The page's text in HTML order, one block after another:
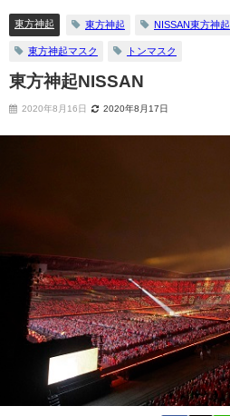
東方神起 東方神起 NISSAN東方神起
東方神起マスク トンマスク
東方神起NISSAN
2020年8月16日 2020年8月17日